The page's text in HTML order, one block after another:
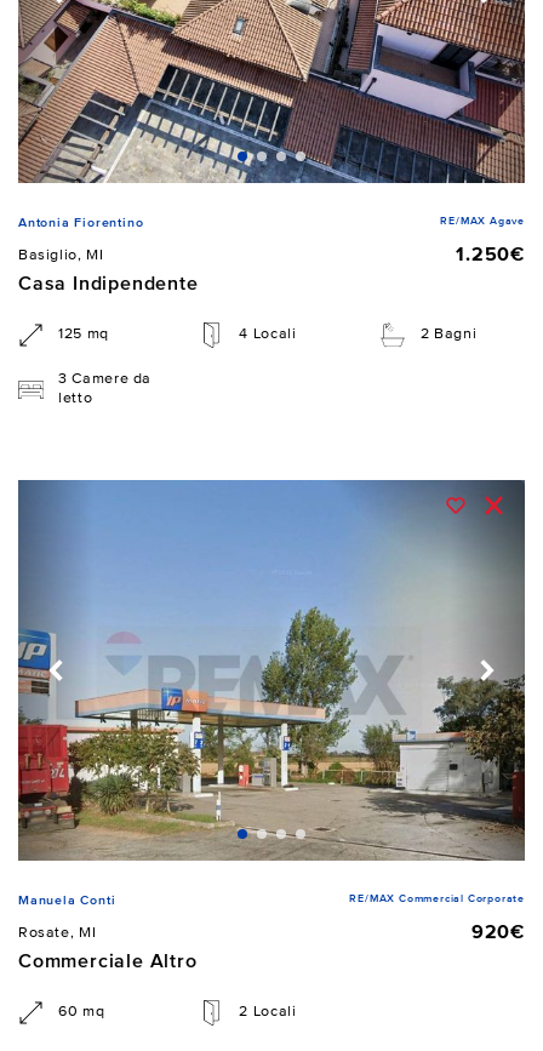
Antonia Fiorentino RE/MAX Agave
Basiglio, MI
1.250€
Casa Indipendente
125 mq 4 Locali 2 Bagni
3 Camere da
letto
Manuela Conti RE/MAX Commercial Corporate
Rosate, MI
920€
Commerciale Altro
60 mq 2 Locali